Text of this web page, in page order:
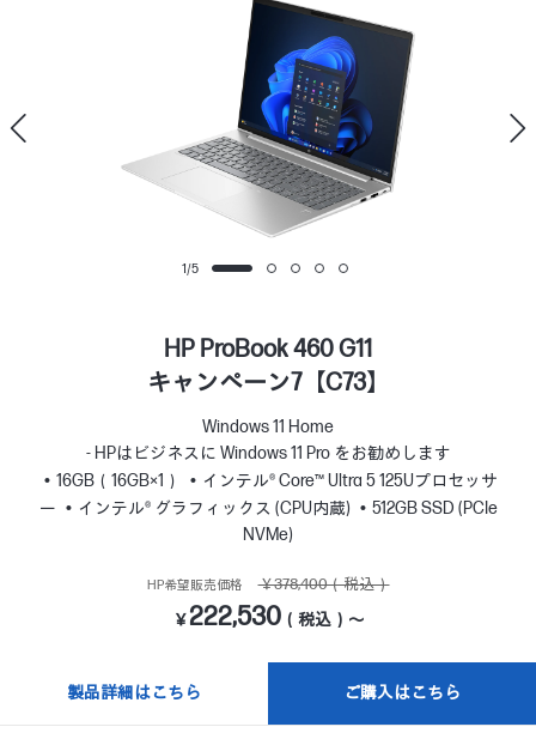
1/5
HP ProBook 460 G11
キャンペーン7【C73】
Windows 11 Home
- HPはビジネスに Windows 11 Pro をお勧めします
16GB（16GB×1）
インテル® Core™ Ultra 5 125Uプロセッサ
ー
インテル® グラフィックス (CPU内蔵)
512GB SSD (PCIe
NVMe)
HP希望販売価格 ￥378,400（税込）
￥222,530（税込）～
製品詳細はこちら ご購入はこちら